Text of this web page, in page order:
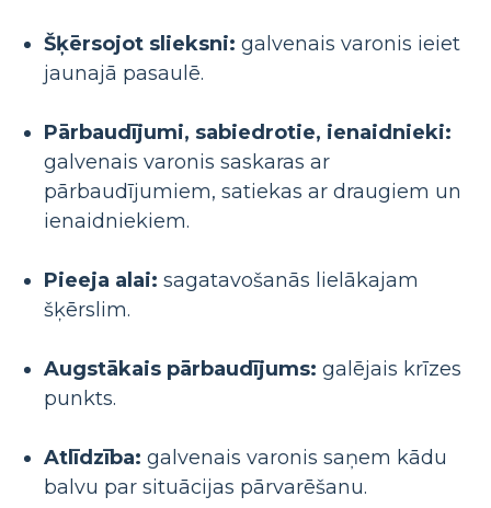
Šķērsojot slieksni: galvenais varonis ieiet
jaunajā pasaulē.
Pārbaudījumi, sabiedrotie, ienaidnieki:
galvenais varonis saskaras ar
pārbaudījumiem, satiekas ar draugiem un
ienaidniekiem.
Pieeja alai: sagatavošanās lielākajam
šķērslim.
Augstākais pārbaudījums: galējais krīzes
punkts.
Atlīdzība: galvenais varonis saņem kādu
balvu par situācijas pārvarēšanu.